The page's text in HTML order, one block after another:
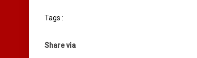
Tags :
Share via